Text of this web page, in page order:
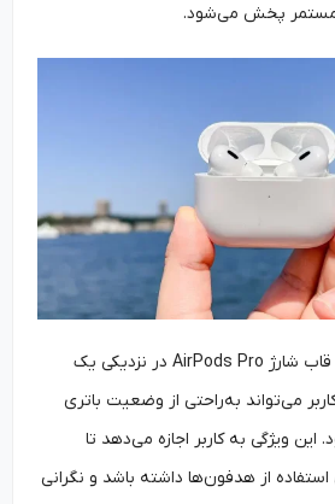
پخش می‌شود.
علاوه بر این، هنگامی که قاب شارژ AirPods Pro در نزدیکی یک
می‌تواند به‌‌راحتی از وضعیت باتری
به کاربر اجازه می‌دهد تا
از هدفون‌ها داشته باشد و نگرانی